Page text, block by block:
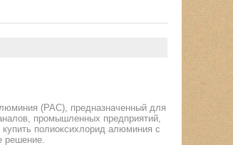
(PAC), предназначенный для
промышленных предприятий,
полиоксихлорид алюминия с
решение.